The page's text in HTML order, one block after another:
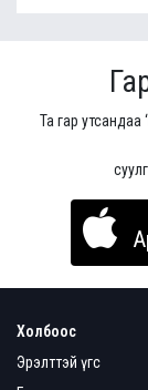
Та гар
Холбоос
Эрэлттэй үгс